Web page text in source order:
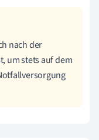
nach der
um stets auf dem